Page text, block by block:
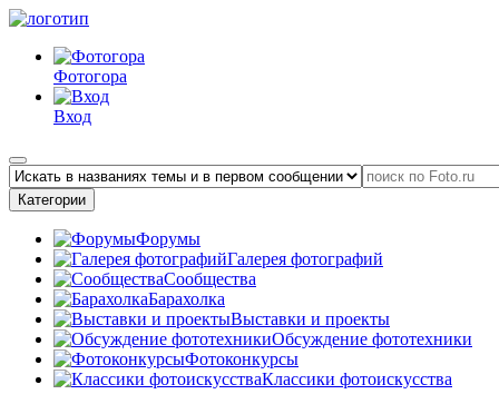
Фотогора
Вход
Категории
Форумы
Галерея фотографий
Сообщества
Барахолка
Выставки и проекты
Обсуждение фототехники
Фотоконкурсы
Классики фотоискусства